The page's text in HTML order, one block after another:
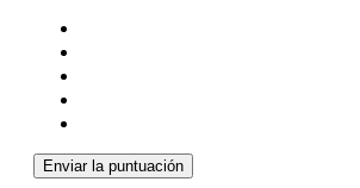
Enviar la puntuación